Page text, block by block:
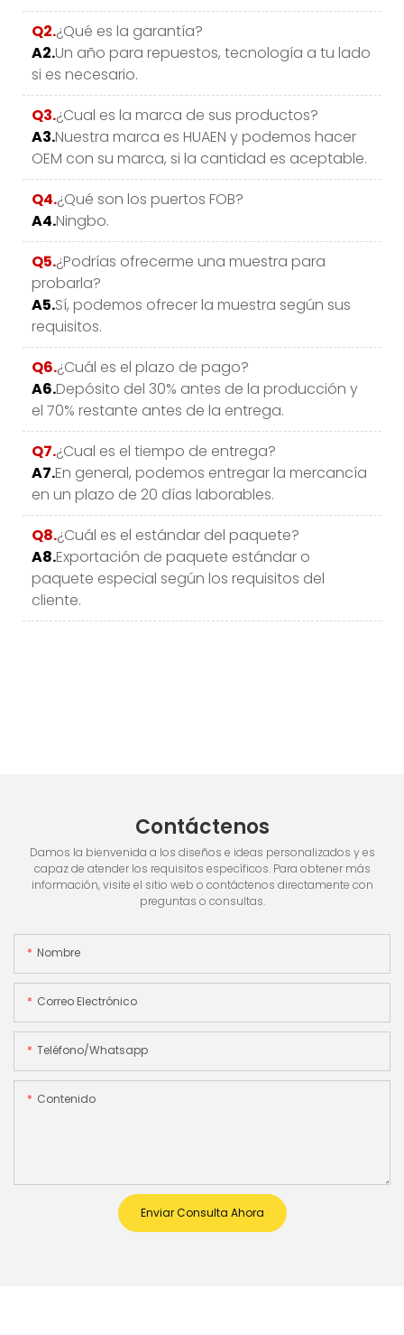
Q2.¿Qué es la garantía?
A2.Un año para repuestos, tecnología a tu lado
si es necesario.
Q3.¿Cual es la marca de sus productos?
A3.Nuestra marca es HUAEN y podemos hacer
OEM con su marca, si la cantidad es aceptable.
Q4.¿Qué son los puertos FOB?
A4.Ningbo.
Q5.¿Podrías ofrecerme una muestra para
probarla?
A5.Sí, podemos ofrecer la muestra según sus
requisitos.
Q6.¿Cuál es el plazo de pago?
A6.Depósito del 30% antes de la producción y
el 70% restante antes de la entrega.
Q7.¿Cual es el tiempo de entrega?
A7.En general, podemos entregar la mercancía
en un plazo de 20 días laborables.
Q8.¿Cuál es el estándar del paquete?
A8.Exportación de paquete estándar o
paquete especial según los requisitos del
cliente.
Contáctenos
Damos la bienvenida a los diseños e ideas personalizados y es
capaz de atender los requisitos específicos. Para obtener más
información, visite el sitio web o contáctenos directamente con
preguntas o consultas.
Nombre
Correo Electrónico
Teléfono/whatsapp
Contenido
Enviar Consulta Ahora